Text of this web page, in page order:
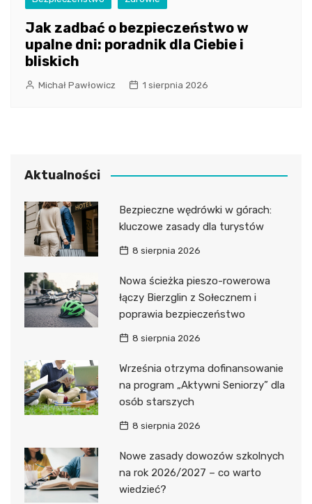
Jak zadbać o bezpieczeństwo w
upalne dni: poradnik dla Ciebie i
bliskich
Michał Pawłowicz 1 sierpnia 2026
Aktualności
Bezpieczne wędrówki w górach:
kluczowe zasady dla turystów
8 sierpnia 2026
Nowa ścieżka pieszo-rowerowa
łączy Bierzglin z Sołecznem i
poprawia bezpieczeństwo
8 sierpnia 2026
Września otrzyma dofinansowanie
na program „Aktywni Seniorzy” dla
osób starszych
8 sierpnia 2026
Nowe zasady dowozów szkolnych
na rok 2026/2027 – co warto
wiedzieć?